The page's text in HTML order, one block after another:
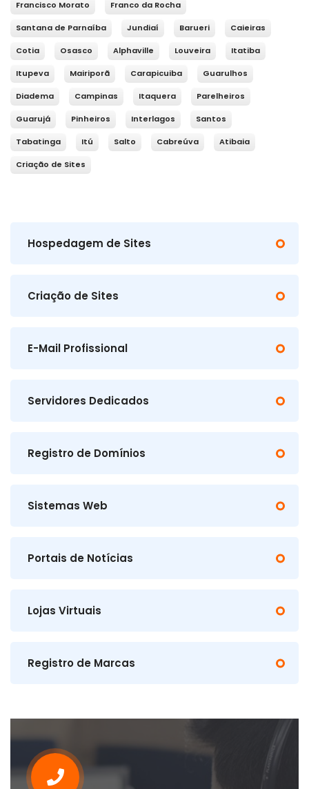
Francisco Morato Franco da Rocha
Santana de Parnaíba Jundiaí Barueri Caieiras
Cotia Osasco Alphaville Louveira Itatiba
Itupeva Mairiporã Carapicuiba Guarulhos
Diadema Campinas Itaquera Parelheiros
Guarujá Pinheiros Interlagos Santos
Tabatinga Itú Salto Cabreúva Atibaia
Criação de Sites
Hospedagem de Sites
Criação de Sites
E-Mail Profissional
Servidores Dedicados
Registro de Domínios
Sistemas Web
Portais de Notícias
Lojas Virtuais
Registro de Marcas